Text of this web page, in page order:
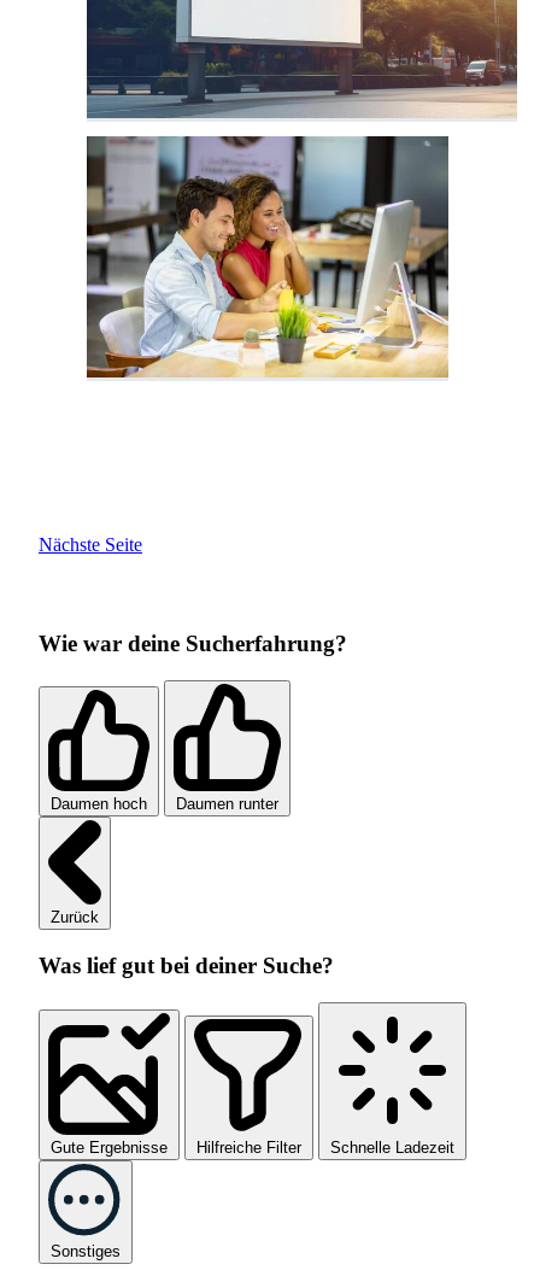
Nächste Seite
Wie war deine Sucherfahrung?
Daumen hoch Daumen runter
Zurück
Was lief gut bei deiner Suche?
Gute Ergebnisse Hilfreiche Filter Schnelle Ladezeit
Sonstiges